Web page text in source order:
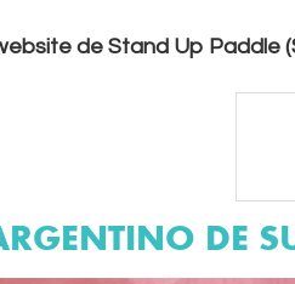
de Stand Up Paddle
DE